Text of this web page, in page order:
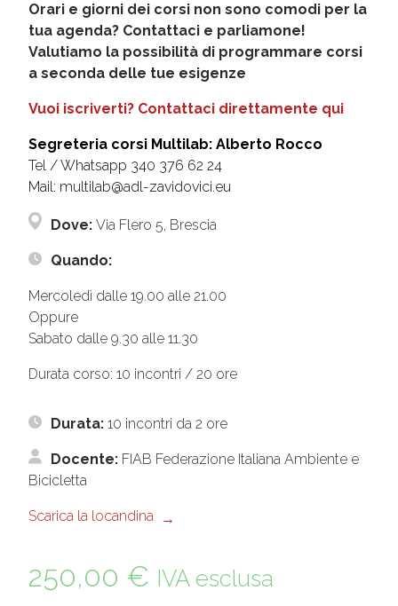
Orari e giorni dei corsi non sono comodi per la
tua agenda? Contattaci e parliamone!
Valutiamo la possibilità di programmare corsi
a seconda delle tue esigenze
Vuoi iscriverti? Contattaci direttamente qui
Segreteria corsi Multilab: Alberto Rocco
Tel / Whatsapp 340 376 62 24
Mail: multilab@adl-zavidovici.eu
Dove: Via Flero 5, Brescia
Quando:
Mercoledì dalle 19.00 alle 21.00
Oppure
Sabato dalle 9.30 alle 11.30
Durata corso: 10 incontri / 20 ore
Durata: 10 incontri da 2 ore
Docente: FIAB Federazione Italiana Ambiente e
Bicicletta
Scarica la locandina
250,00 € IVA esclusa